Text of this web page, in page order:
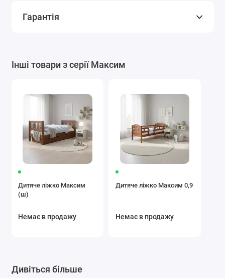
Гарантія
Інші товари з серії Максим
Дитяче ліжко Максим
(ш)
Немає в продажу
Дитяче ліжко Максим 0,9
Немає в продажу
Дивіться більше